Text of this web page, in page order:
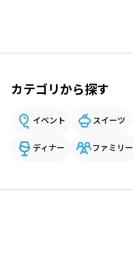
カテゴリから探す
イベント スイーツ
ディナー ファミリー